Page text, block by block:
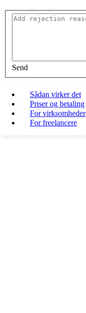
Sådan virker det
Priser og betaling
For virksomheder
For freelancere
Send